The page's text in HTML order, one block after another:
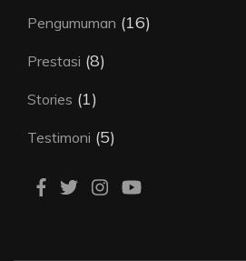
Pengumuman (16)
Prestasi (8)
Stories (1)
Testimoni (5)